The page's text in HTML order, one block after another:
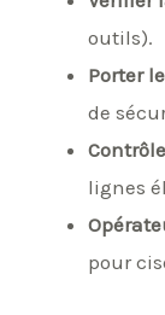
outils).
Porter
de
lignes
pour